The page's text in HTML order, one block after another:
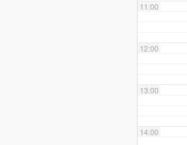
11:00
12:00
13:00
14:00